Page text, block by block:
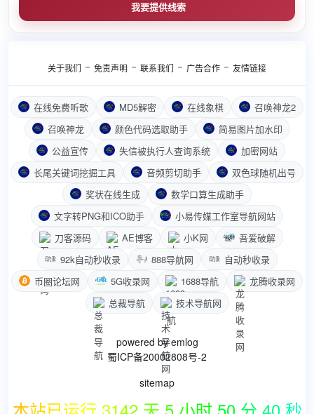
我要提供线索
关于我们 免责声明 联系我们 广告合作 友情链接
在线免费听歌 MD5解密 在线象棋
召唤神龙2
召唤神龙
颜色代码选取助手
简易图片加水印
公益宣传
失信被执行人查询系统
加密网站
长尾关键词挖掘工具
音频剪切助手
双色球随机出号
奖状在线生成
数学口算生成助手
文字转PNG和ICO助手
小易传媒工作室导航网站
刀客源码
AE博客 小K网
吾爱破解
92k自动秒收录
888导航网
自动秒收录
币圈论坛网
5G收录网 1688导航
龙腾收录网
总裁导航
技术导航网
powered byemlog
蜀ICP备20002808号-2
sitemap